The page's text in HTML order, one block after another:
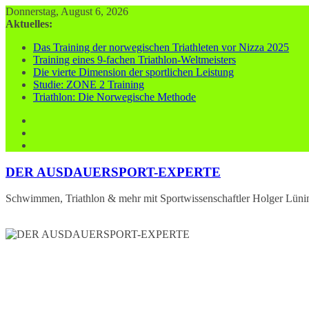
Zum
Inhalt
Donnerstag, August 6, 2026
Aktuelles:
Das Training der norwegischen Triathleten vor Nizza 2025
Training eines 9-fachen Triathlon-Weltmeisters
Die vierte Dimension der sportlichen Leistung
Studie: ZONE 2 Training
Triathlon: Die Norwegische Methode
DER AUSDAUERSPORT-EXPERTE
Schwimmen, Triathlon & mehr mit Sportwissenschaftler Holger